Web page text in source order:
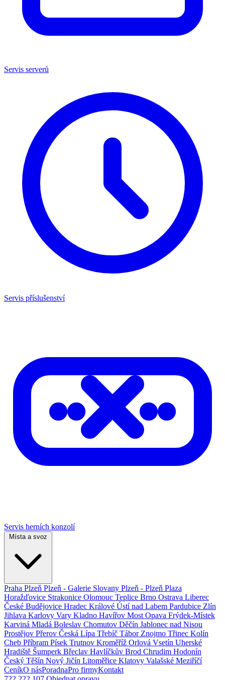
Servis serverů
Servis příslušenství
Servis herních konzolí
Místa a svoz
Praha Plzeň Plzeň - Galerie Slovany Plzeň - Plzeň Plaza
Horažďovice Strakonice Olomouc Teplice Brno Ostrava Liberec
České Budějovice Hradec Králové Ústí nad Labem Pardubice Zlín
Jihlava Karlovy Vary Kladno Havířov Most Opava Frýdek-Místek
Karviná Mladá Boleslav Chomutov Děčín Jablonec nad Nisou
Prostějov Přerov Česká Lípa Třebíč Tábor Znojmo Třinec Kolín
Cheb Příbram Písek Trutnov Kroměříž Orlová Vsetín Uherské
Hradiště Šumperk Břeclav Havlíčkův Brod Chrudim Hodonín
Český Těšín Nový Jičín Litoměřice Klatovy Valašské Meziříčí
CeníkO násPoradnaPro firmyKontakt